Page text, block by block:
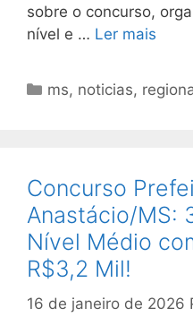
sobre o concurso,
nível e … Ler mais
Categorias
ms, noticias,
Concurso
Anastácio/MS:
Nível Médio
R$3,2 Mil!
16 de janeiro de 2026